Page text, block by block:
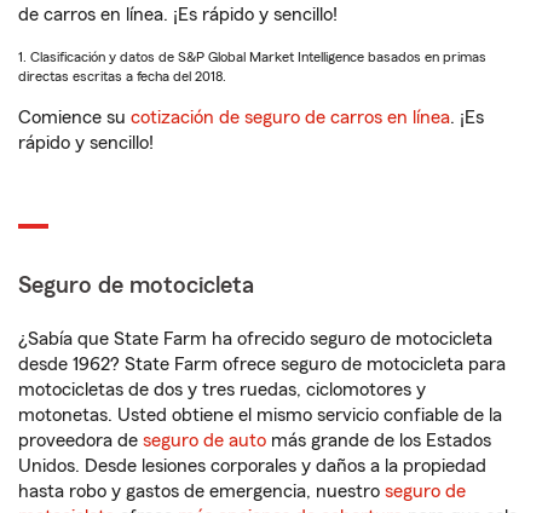
de carros en línea. ¡Es rápido y sencillo!
1. Clasificación y datos de S&P Global Market Intelligence basados en primas
directas escritas a fecha del 2018.
Comience su cotización de seguro de carros en línea. ¡Es
rápido y sencillo!
Seguro de motocicleta
¿Sabía que State Farm ha ofrecido seguro de motocicleta
desde 1962? State Farm ofrece seguro de motocicleta para
motocicletas de dos y tres ruedas, ciclomotores y
motonetas. Usted obtiene el mismo servicio confiable de la
proveedora de seguro de auto más grande de los Estados
Unidos. Desde lesiones corporales y daños a la propiedad
hasta robo y gastos de emergencia, nuestro seguro de